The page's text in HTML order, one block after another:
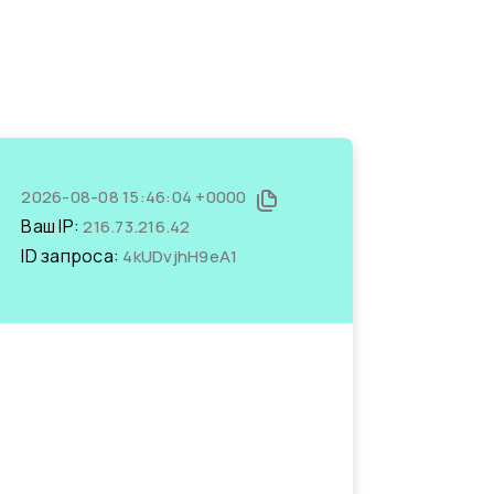
2026-08-08 15:46:04 +0000
Ваш IP:216.73.216.42
ID запроса: 4kUDvjhH9eA1